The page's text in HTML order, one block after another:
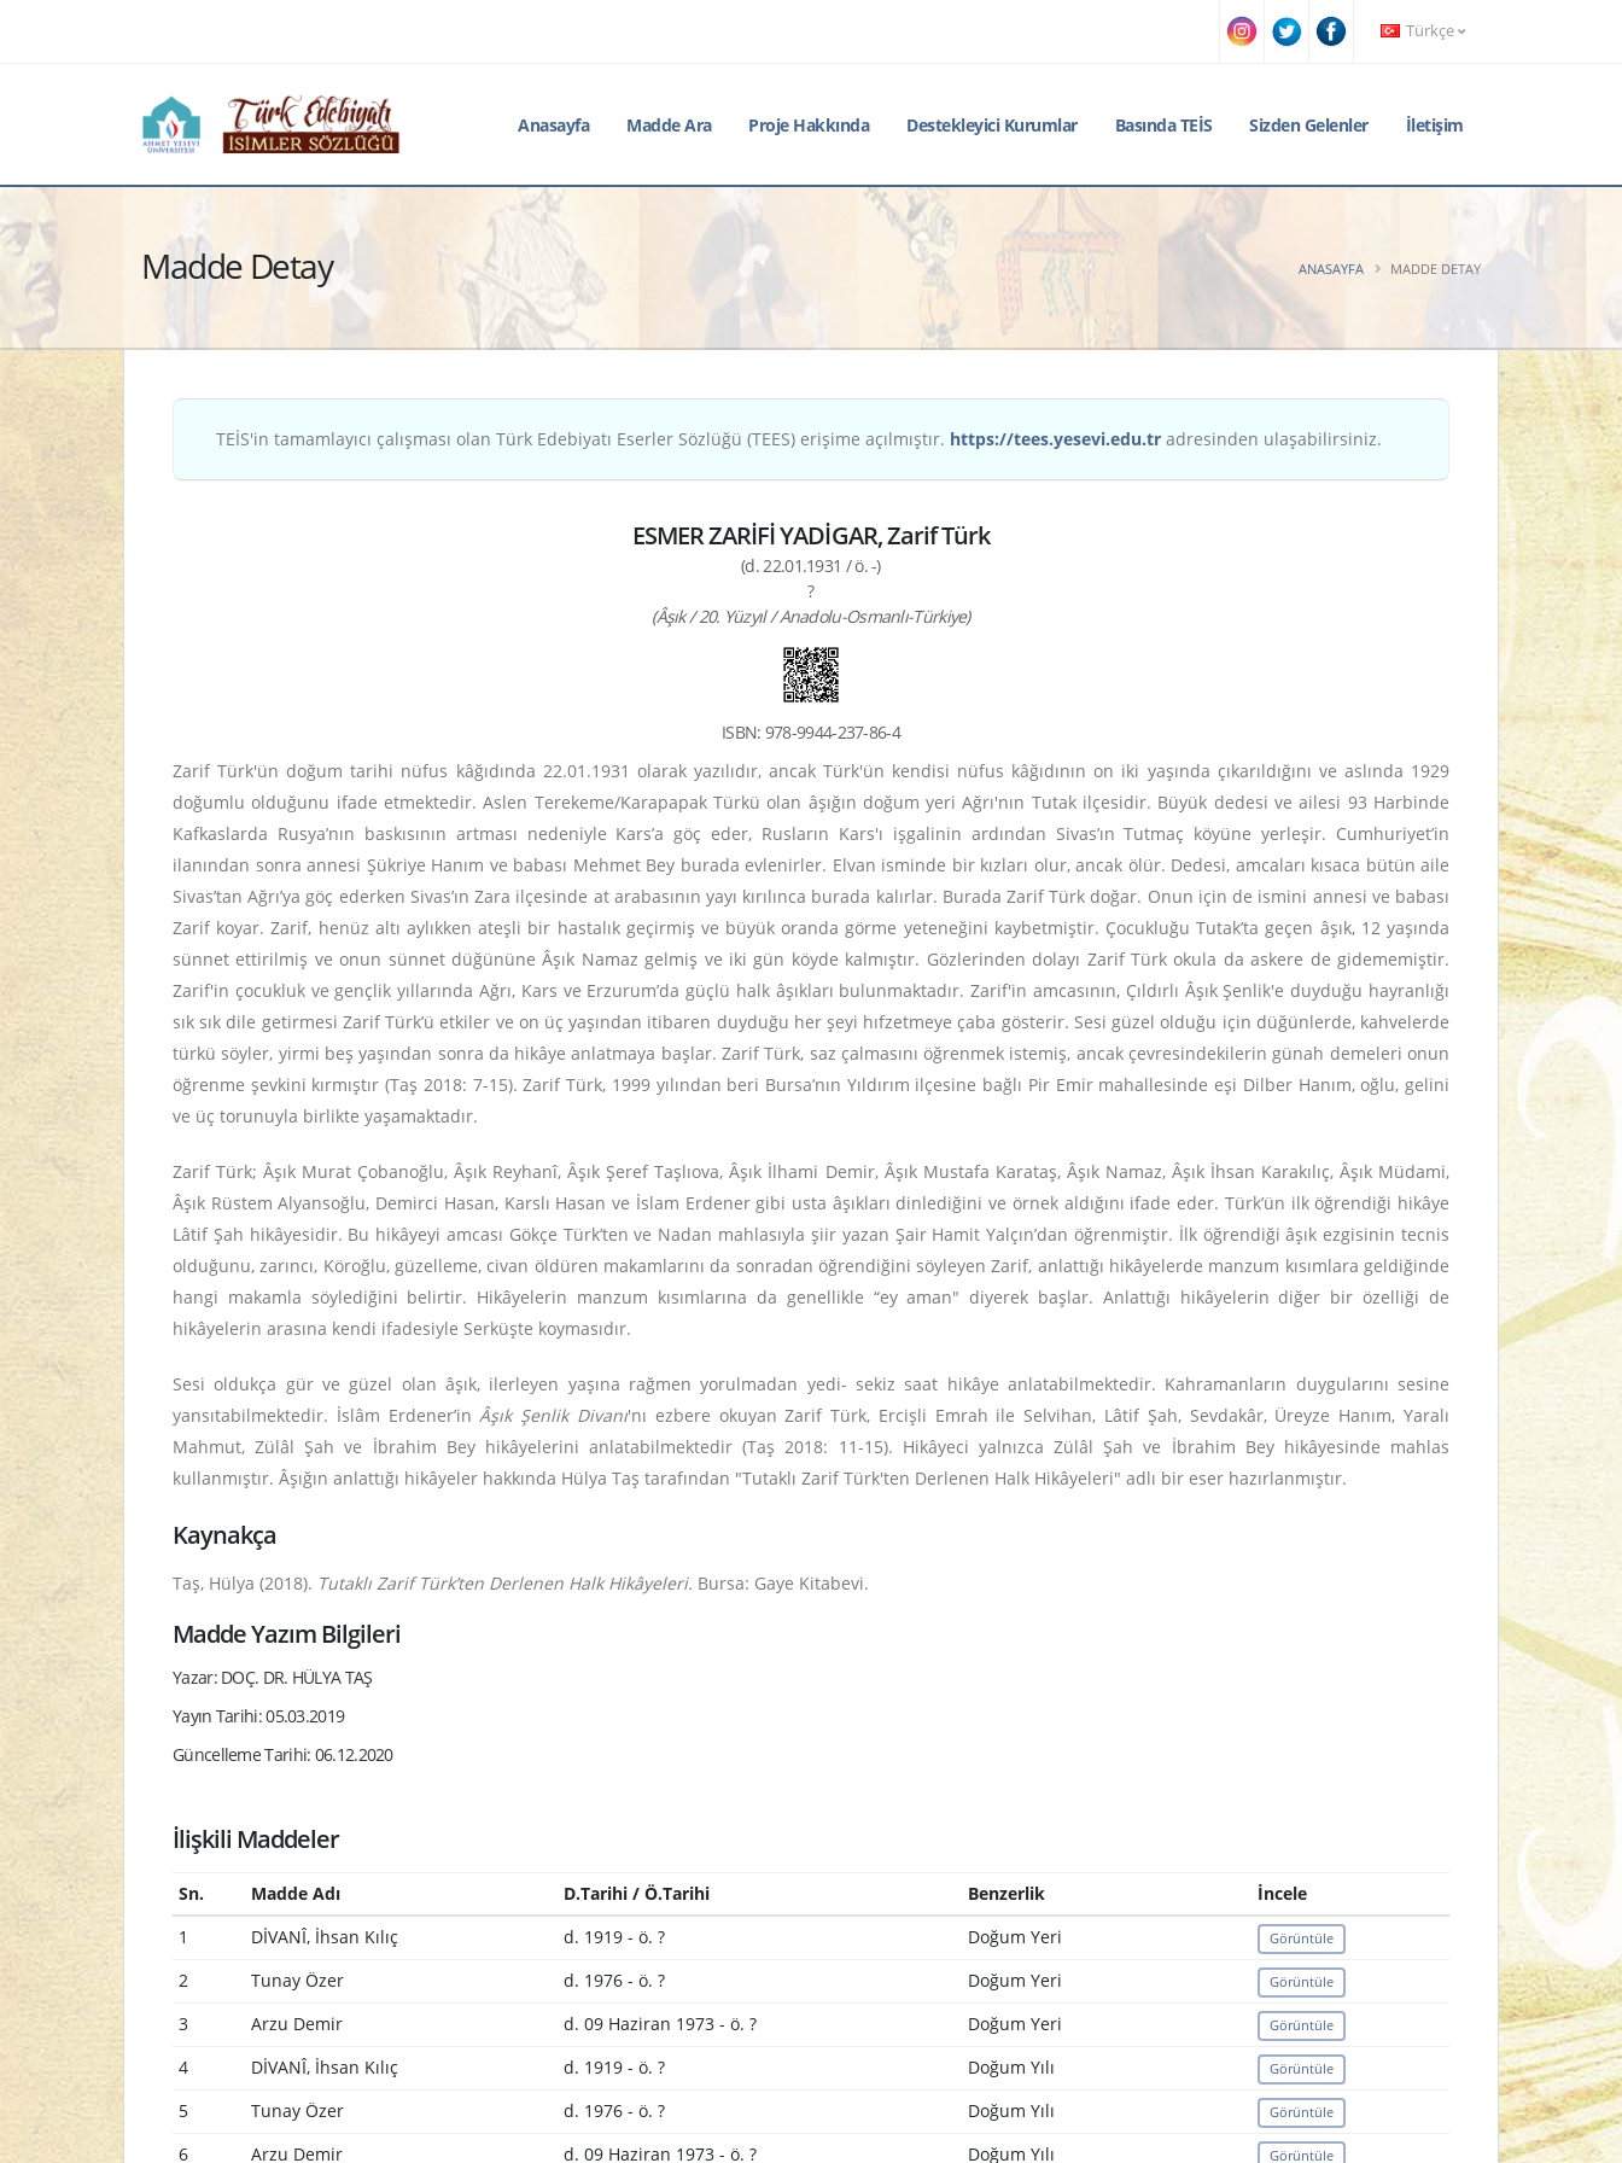
Türkçe
Anasayfa Madde Ara Proje Hakkında Destekleyici Kurumlar Basında TEİS Sizden Gelenler İletişim
Madde Detay ANASAYFA MADDE DETAY
TEİS'in tamamlayıcı çalışması olan Türk Edebiyatı Eserler Sözlüğü (TEES) erişime açılmıştır. https://tees.yesevi.edu.tr adresinden ulaşabilirsiniz.
ESMER ZARİFİ YADİGAR, Zarif Türk
(d. 22.01.1931 / ö. -)
?
(Âşık / 20. Yüzyıl / Anadolu-Osmanlı-Türkiye)
ISBN: 978-9944-237-86-4
Zarif Türk'ün doğum tarihi nüfus kâğıdında 22.01.1931 olarak yazılıdır, ancak Türk'ün kendisi nüfus kâğıdının on iki yaşında çıkarıldığını ve aslında 1929
doğumlu olduğunu ifade etmektedir. Aslen Terekeme/Karapapak Türkü olan âşığın doğum yeri Ağrı'nın Tutak ilçesidir. Büyük dedesi ve ailesi 93 Harbinde
Kafkaslarda Rusya’nın baskısının artması nedeniyle Kars’a göç eder, Rusların Kars'ı işgalinin ardından Sivas’ın Tutmaç köyüne yerleşir. Cumhuriyet’in
ilanından sonra annesi Şükriye Hanım ve babası Mehmet Bey burada evlenirler. Elvan isminde bir kızları olur, ancak ölür. Dedesi, amcaları kısaca bütün aile
Sivas’tan Ağrı’ya göç ederken Sivas’ın Zara ilçesinde at arabasının yayı kırılınca burada kalırlar. Burada Zarif Türk doğar. Onun için de ismini annesi ve babası
Zarif koyar. Zarif, henüz altı aylıkken ateşli bir hastalık geçirmiş ve büyük oranda görme yeteneğini kaybetmiştir. Çocukluğu Tutak’ta geçen âşık, 12 yaşında
sünnet ettirilmiş ve onun sünnet düğününe Âşık Namaz gelmiş ve iki gün köyde kalmıştır. Gözlerinden dolayı Zarif Türk okula da askere de gidememiştir.
Zarif'in çocukluk ve gençlik yıllarında Ağrı, Kars ve Erzurum’da güçlü halk âşıkları bulunmaktadır. Zarif'in amcasının, Çıldırlı Âşık Şenlik'e duyduğu hayranlığı
sık sık dile getirmesi Zarif Türk’ü etkiler ve on üç yaşından itibaren duyduğu her şeyi hıfzetmeye çaba gösterir. Sesi güzel olduğu için düğünlerde, kahvelerde
türkü söyler, yirmi beş yaşından sonra da hikâye anlatmaya başlar. Zarif Türk, saz çalmasını öğrenmek istemiş, ancak çevresindekilerin günah demeleri onun
öğrenme şevkini kırmıştır (Taş 2018: 7-15). Zarif Türk, 1999 yılından beri Bursa’nın Yıldırım ilçesine bağlı Pir Emir mahallesinde eşi Dilber Hanım, oğlu, gelini
ve üç torunuyla birlikte yaşamaktadır.
Zarif Türk; Âşık Murat Çobanoğlu, Âşık Reyhanî, Âşık Şeref Taşlıova, Âşık İlhami Demir, Âşık Mustafa Karataş, Âşık Namaz, Âşık İhsan Karakılıç, Âşık Müdami,
Âşık Rüstem Alyansoğlu, Demirci Hasan, Karslı Hasan ve İslam Erdener gibi usta âşıkları dinlediğini ve örnek aldığını ifade eder. Türk’ün ilk öğrendiği hikâye
Lâtif Şah hikâyesidir. Bu hikâyeyi amcası Gökçe Türk’ten ve Nadan mahlasıyla şiir yazan Şair Hamit Yalçın’dan öğrenmiştir. İlk öğrendiği âşık ezgisinin tecnis
olduğunu, zarıncı, Köroğlu, güzelleme, civan öldüren makamlarını da sonradan öğrendiğini söyleyen Zarif, anlattığı hikâyelerde manzum kısımlara geldiğinde
hangi makamla söylediğini belirtir. Hikâyelerin manzum kısımlarına da genellikle “ey aman" diyerek başlar. Anlattığı hikâyelerin diğer bir özelliği de
hikâyelerin arasına kendi ifadesiyle Serküşte koymasıdır.
Sesi oldukça gür ve güzel olan âşık, ilerleyen yaşına rağmen yorulmadan yedi- sekiz saat hikâye anlatabilmektedir. Kahramanların duygularını sesine
yansıtabilmektedir. İslâm Erdener’inÂşık Şenlik Divanı'nı ezbere okuyan Zarif Türk, Ercişli Emrah ile Selvihan, Lâtif Şah, Sevdakâr, Üreyze Hanım, Yaralı
Mahmut, Zülâl Şah ve İbrahim Bey hikâyelerini anlatabilmektedir (Taş 2018: 11-15). Hikâyeci yalnızca Zülâl Şah ve İbrahim Bey hikâyesinde mahlas
kullanmıştır. Âşığın anlattığı hikâyeler hakkında Hülya Taş tarafından "Tutaklı Zarif Türk'ten Derlenen Halk Hikâyeleri" adlı bir eser hazırlanmıştır.
Kaynakça
Taş, Hülya (2018). Tutaklı Zarif Türk’ten Derlenen Halk Hikâyeleri. Bursa: Gaye Kitabevi.
Madde Yazım Bilgileri
Yazar: DOÇ. DR. HÜLYA TAŞ
Yayın Tarihi: 05.03.2019
Güncelleme Tarihi: 06.12.2020
İlişkili Maddeler
Sn. Madde Adı D.Tarihi / Ö.Tarihi Benzerlik
İncele
1
DİVANÎ, İhsan Kılıç d. 1919 - ö. ? Doğum Yeri Görüntüle
2 Tunay Özer d. 1976 - ö. ? Doğum Yeri Görüntüle
3 Arzu Demir d. 09 Haziran 1973 - ö. ? Doğum Yeri Görüntüle
4 DİVANÎ, İhsan Kılıç d. 1919 - ö. ? Doğum Yılı Görüntüle
5 Tunay Özer d. 1976 - ö. ? Doğum Yılı Görüntüle
6 Arzu Demir d. 09 Haziran 1973 - ö. ? Doğum Yılı Görüntüle